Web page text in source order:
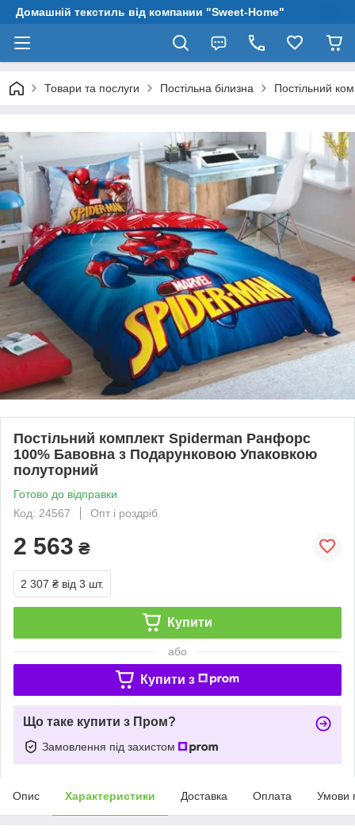
Домашній текстиль від компании "Sweet-Home"
Товари та послуги Постільна білизна Постільний
Постільний комплект Spiderman Ранфорс
100% Бавовна з Подарунковою Упаковкою
полуторний
Готово до відправки
Код: 24567
Опт і роздріб
2 563 ₴
2 307 ₴ від 3 шт.
Купити
або
Купити з
Що таке купити з Пром?
Замовлення під захистом
Опис Характеристики Доставка Оплата Умови